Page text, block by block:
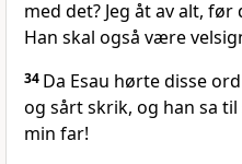
med det? Jeg åt av alt,
Han skal også være
34 Da Esau hørte disse
og sårt skrik, og han sa
min far!